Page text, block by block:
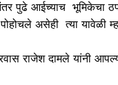
पुढे आईच्याच भूमिकेचा
असेही त्या यावेळी
राजेश दामले यांनी